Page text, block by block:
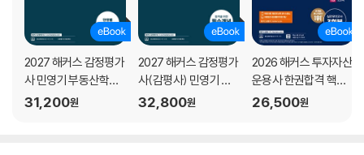
22 부동산정책 일반
23 외부효과와 지역지구제
24 임대주택정책
25 분양가상한제와 선분양제도
26 조세부과의 효과
2027 해커스 감정평가
사 민영기 부동산학원
론 1차 기출+예상문제
31,200원
2027 해커스 감정평가
사(감평사) 민영기 부
동산학원론 1차 기본서
32,800원
2026 해커스 투자자산
운용사 한권합격 핵심
개념+적중문제+공식
26,500원